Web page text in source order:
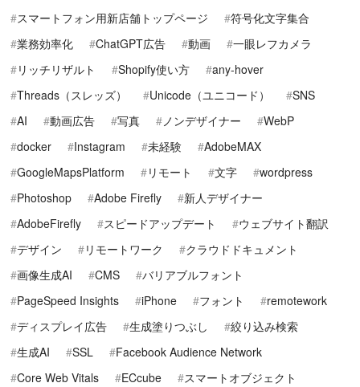
スマートフォン用新店舗トップページ
符号化文字集合
業務効率化
ChatGPT広告 動画
一眼レフカメラ
リッチリザルト
Shopify使い方
any-hover
Threads（スレッズ）
Unicode（ユニコード）
SNS
AI
動画広告 写真 ノンデザイナー
WebP
docker
Instagram 未経験
AdobeMAX
GoogleMapsPlatform
リモート 文字
wordpress
Photoshop
Adobe Firefly
新人デザイナー
AdobeFirefly
スピードアップデート
ウェブサイト翻訳
デザイン
リモートワーク
クラウドドキュメント
画像生成AI
CMS
バリアブルフォント
PageSpeed Insights
iPhone フォント
remotework
ディスプレイ広告
生成塗りつぶし
絞り込み検索
生成AI
SSL
Facebook Audience Network
Core Web Vitals
ECcube
スマートオブジェクト